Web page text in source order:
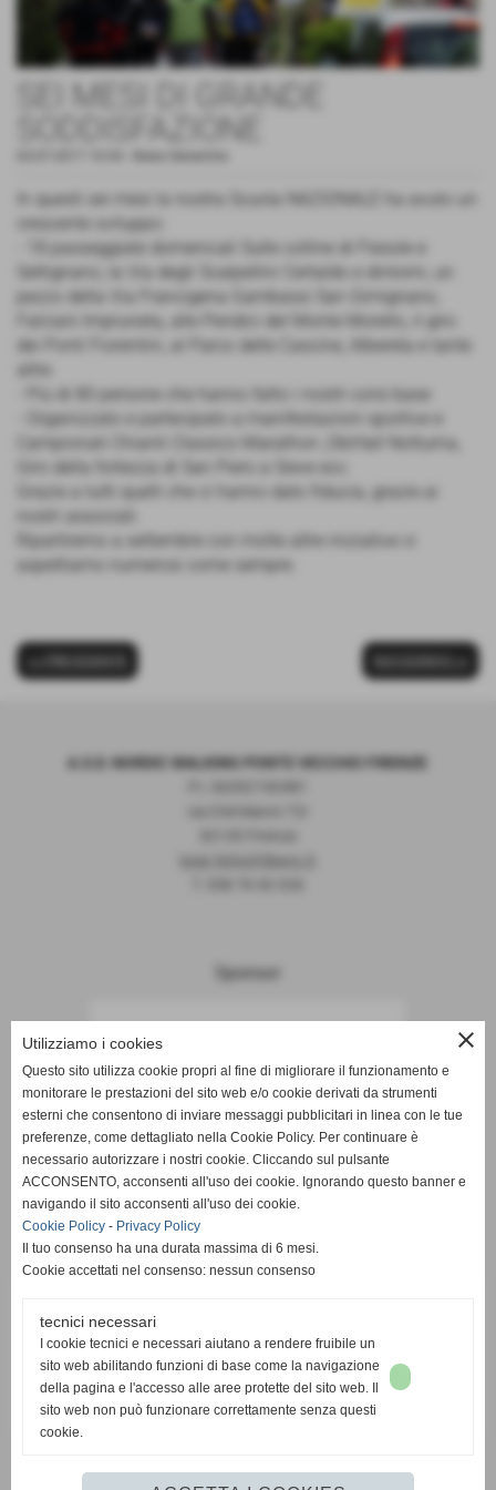
SEI MESI DI GRANDE
SODDISFAZIONE
In questi sei mesi la nostra Scuola NAZIONALE ha avuto un
crescente sviluppo:
- 18 passeggiate domenicali Sulle colline di Fiesole e
Settignano, la Via degli Scalpellini Certaldo e dintorni, un
pezzo della Via Francigena Gambassi San Gimignano,
Falciani Impruneta, alle Pendici del Monte Morello, il giro
dei Ponti Fiorentini, al Parco delle Cascine, Albereta e tante
- Più di 80 persone che hanno fatto i nostri corsi base
- Organizzato e partecipato a manifestazioni sportive e
Campionati Chianti Classico Marathon ,ObiHall Notturna,
Giro della fortezza di San Piero a Sieve ecc.
Grazie a tutti quelli che ci hanno dato fiducia, grazie ai
nostri associati.
Ripartiremo a settembre con molte altre iniziative vi
aspettiamo numerosi come sempre.
A.S.D. NORDIC WALKING PONTE VECCHIO FIRENZE
Sponsor
close
Utilizziamo i cookies
Questo sito utilizza cookie propri al fine di migliorare il funzionamento e
monitorare le prestazioni del sito web e/o cookie derivati da strumenti
esterni che consentono di inviare messaggi pubblicitari in linea con le tue
preferenze, come dettagliato nella Cookie Policy. Per continuare è
necessario autorizzare i nostri cookie. Cliccando sul pulsante
ACCONSENTO, acconsenti all'uso dei cookie. Ignorando questo banner e
navigando il sito acconsenti all'uso dei cookie.
Cookie Policy - Privacy Policy
Il tuo consenso ha una durata massima di 6 mesi.
Cookie accettati nel consenso: nessun consenso
tecnici necessari
I cookie tecnici e necessari aiutano a rendere fruibile un
sito web abilitando funzioni di base come la navigazione
della pagina e l'accesso alle aree protette del sito web. Il
sito web non può funzionare correttamente senza questi
cookie.